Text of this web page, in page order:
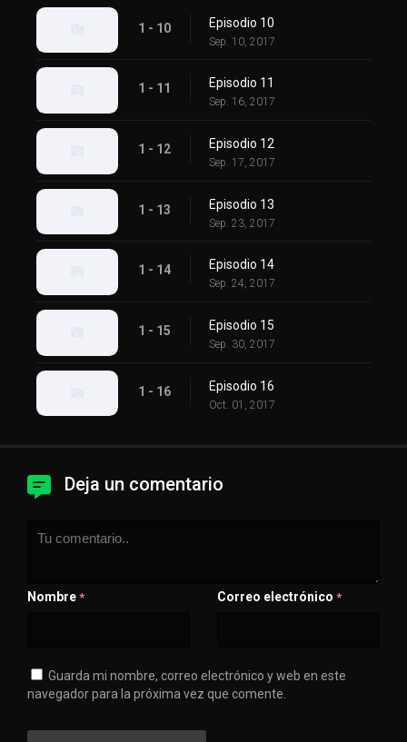
1 - 10 Episodio 10
Sep. 10, 2017
1 - 11 Episodio 11
Sep. 16, 2017
1 - 12 Episodio 12
Sep. 17, 2017
1 - 13 Episodio 13
Sep. 23, 2017
1 - 14 Episodio 14
Sep. 24, 2017
1 - 15 Episodio 15
Sep. 30, 2017
1 - 16 Episodio 16
Oct. 01, 2017
Deja un comentario
Nombre * Correo electrónico *
Guarda mi nombre, correo electrónico y web en este
navegador para la próxima vez que comente.